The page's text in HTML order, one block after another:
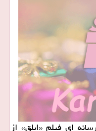
ای فیلم «ابلق» از